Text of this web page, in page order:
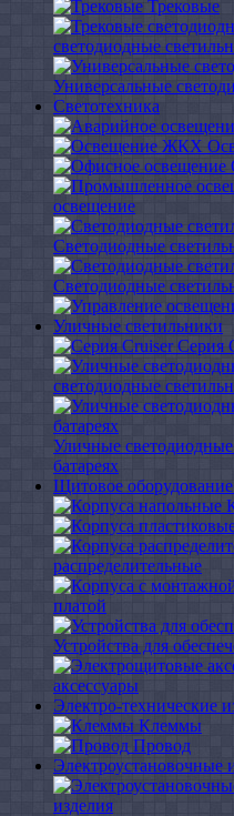
Трековые
светодиодные
Универсальные
Светотехника
освещение
Светодиодные
Светодиодные
Уличные светильники
Серия
светодиодные
Уличные
батареях
Щитовое
распределительные
платой
Устройства для
аксессуары
Электро-технические
Клеммы
Провод
Электроустановочные
изделия